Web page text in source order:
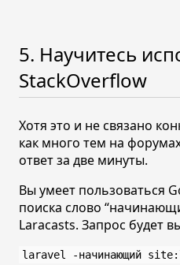
5. Научитесь
StackOverflow
Хотя это и не связано
как много тем на
ответ за две минуты.
Вы умеет пользоваться
поиска слово
Laracasts. Запрос будет
laravel -начинающий